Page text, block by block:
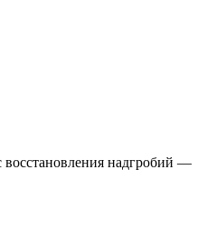
надгробий —